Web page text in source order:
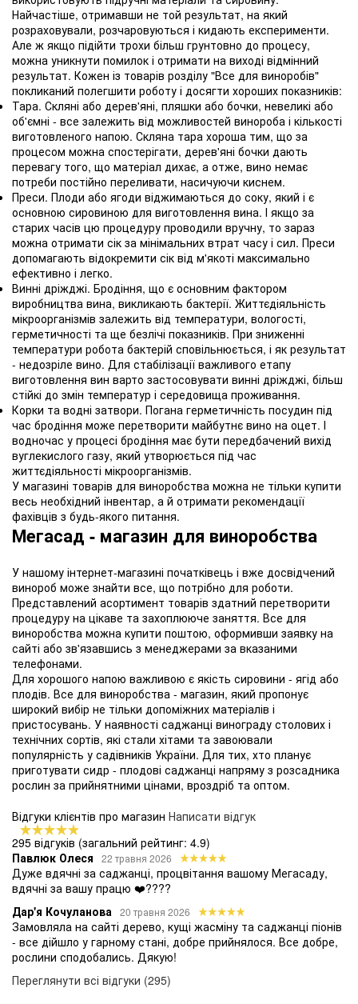
Найчастіше, отримавши не той результат, на який
розраховували, розчаровуються і кидають експерименти.
Але ж якщо підійти трохи більш грунтовно до процесу,
можна уникнути помилок і отримати на виході відмінний
результат. Кожен із товарів розділу "Все для виноробів"
покликаний полегшити роботу і досягти хороших показників:
Тара. Скляні або дерев'яні, пляшки або бочки, невеликі або
об'ємні - все залежить від можливостей винороба і кількості
виготовленого напою. Скляна тара хороша тим, що за
процесом можна спостерігати, дерев'яні бочки дають
перевагу того, що матеріал дихає, а отже, вино немає
потреби постійно переливати, насичуючи киснем.
Преси. Плоди або ягоди віджимаються до соку, який і є
основною сировиною для виготовлення вина. І якщо за
старих часів цю процедуру проводили вручну, то зараз
можна отримати сік за мінімальних втрат часу і сил. Преси
допомагають відокремити сік від м'якоті максимально
ефективно і легко.
Винні дріжджі. Бродіння, що є основним фактором
виробництва вина, викликають бактерії. Життєдіяльність
мікроорганізмів залежить від температури, вологості,
герметичності та ще безлічі показників. При зниженні
температури робота бактерій сповільнюється, і як результат
- недозріле вино. Для стабілізації важливого етапу
виготовлення вин варто застосовувати винні дріжджі, більш
стійкі до змін температур і середовища проживання.
Корки та водні затвори. Погана герметичність посудин під
час бродіння може перетворити майбутнє вино на оцет. І
водночас у процесі бродіння має бути передбачений вихід
вуглекислого газу, який утворюється під час
життєдіяльності мікроорганізмів.
У магазині товарів для виноробства можна не тільки купити
весь необхідний інвентар, а й отримати рекомендації
фахівців з будь-якого питання.
Мегасад - магазин для виноробства
У нашому інтернет-магазині початківець і вже досвідчений
винороб може знайти все, що потрібно для роботи.
Представлений асортимент товарів здатний перетворити
процедуру на цікаве та захоплююче заняття. Все для
виноробства можна купити поштою, оформивши заявку на
сайті або зв'язавшись з менеджерами за вказаними
телефонами.
Для хорошого напою важливою є якість сировини - ягід або
плодів. Все для виноробства - магазин, який пропонує
широкий вибір не тільки допоміжних матеріалів і
пристосувань. У наявності саджанці винограду столових і
технічних сортів, які стали хітами та завоювали
популярність у садівників України. Для тих, хто планує
приготувати сидр - плодові саджанці напряму з розсадника
рослин за прийнятними цінами, вроздріб та оптом.
Відгуки клієнтів про магазин Написати відгук
295 відгуків (загальний рейтинг: 4.9)
Павлюк Олеся
22 травня 2026
Дуже вдячні за саджанці, процвітання вашому Мегасаду,
вдячні за вашу працю ❤️????
Дар'я Кочуланова 20 травня 2026
Замовляла на сайті дерево, кущі жасміну та саджанці піонів
- все дійшло у гарному стані, добре прийнялося. Все добре,
рослини сподобались. Дякую!
Переглянути всі відгуки (295)